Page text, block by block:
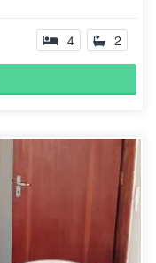
4 2